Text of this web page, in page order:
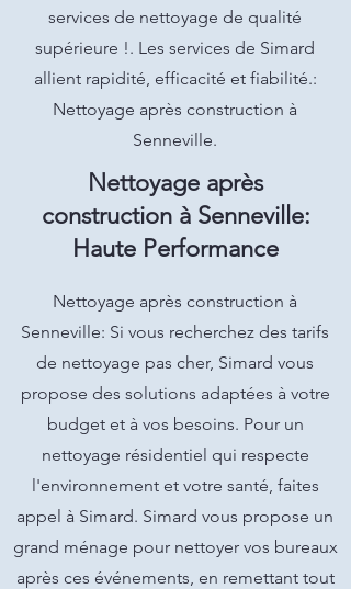
services de nettoyage de qualité
supérieure !. Les services de Simard
allient rapidité, efficacité et fiabilité.:
Nettoyage après construction à
Senneville.
Nettoyage après
construction à Senneville:
Haute Performance
Nettoyage après construction à
Senneville: Si vous recherchez des tarifs
de nettoyage pas cher, Simard vous
propose des solutions adaptées à votre
budget et à vos besoins. Pour un
nettoyage résidentiel qui respecte
l'environnement et votre santé, faites
appel à Simard. Simard vous propose un
grand ménage pour nettoyer vos bureaux
après ces événements, en remettant tout